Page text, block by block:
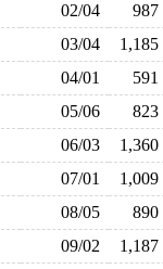
02/04 987
03/04 1,185
04/01 591
05/06 823
06/03 1,360
07/01 1,009
08/05 890
09/02 1,187